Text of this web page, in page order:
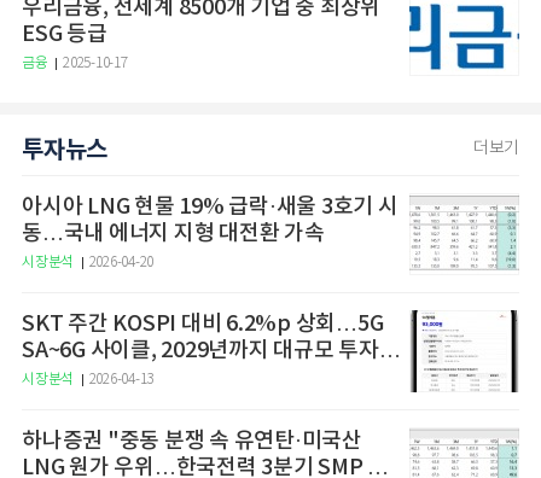
우리금융, 전세계 8500개 기업 중 최상위
ESG 등급
금융 2025-10-17
투자뉴스 더보기
아시아 LNG 현물 19% 급락·새울 3호기 시
동…국내 에너지 지형 대전환 가속
시장분석 2026-04-20
SKT 주간 KOSPI 대비 6.2%p 상회…5G
SA~6G 사이클, 2029년까지 대규모 투자
예고
시장분석 2026-04-13
하나증권 "중동 분쟁 속 유연탄·미국산
LNG 원가 우위…한국전력 3분기 SMP 상